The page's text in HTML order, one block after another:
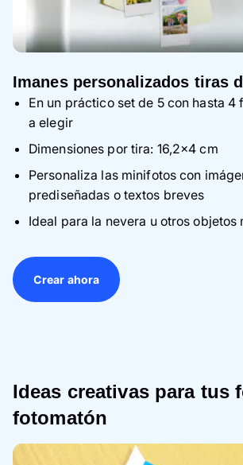
Imanes personalizados tiras
En un práctico set de 5 con hasta 4
a elegir
Dimensiones por tira: 16,2×4 cm
Personaliza las minifotos con
prediseñadas o textos breves
Ideal para la nevera u otros objetos
Crear ahora
Ideas creativas para tus
fotomatón